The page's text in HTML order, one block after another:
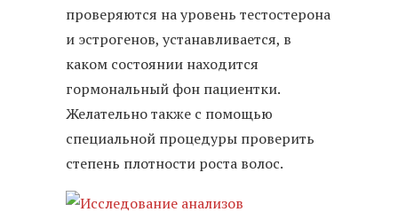
проверяются на уровень тестостерона
и эстрогенов, устанавливается, в
каком состоянии находится
гормональный фон пациентки.
Желательно также с помощью
специальной процедуры проверить
степень плотности роста волос.